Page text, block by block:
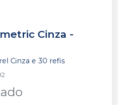
Cinza -
Cinza e 30 refis